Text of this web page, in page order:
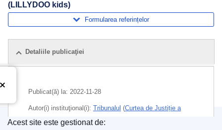
(LILLYDOO kids)
Formularea referințelor
Detaliile publicaţiei
Publicat(ă) la: 2022-11-28
Autor(i) instituţional(i): Tribunalul (Curtea de Justiție a
Uniunii Europene)
Acest site este gestionat de: